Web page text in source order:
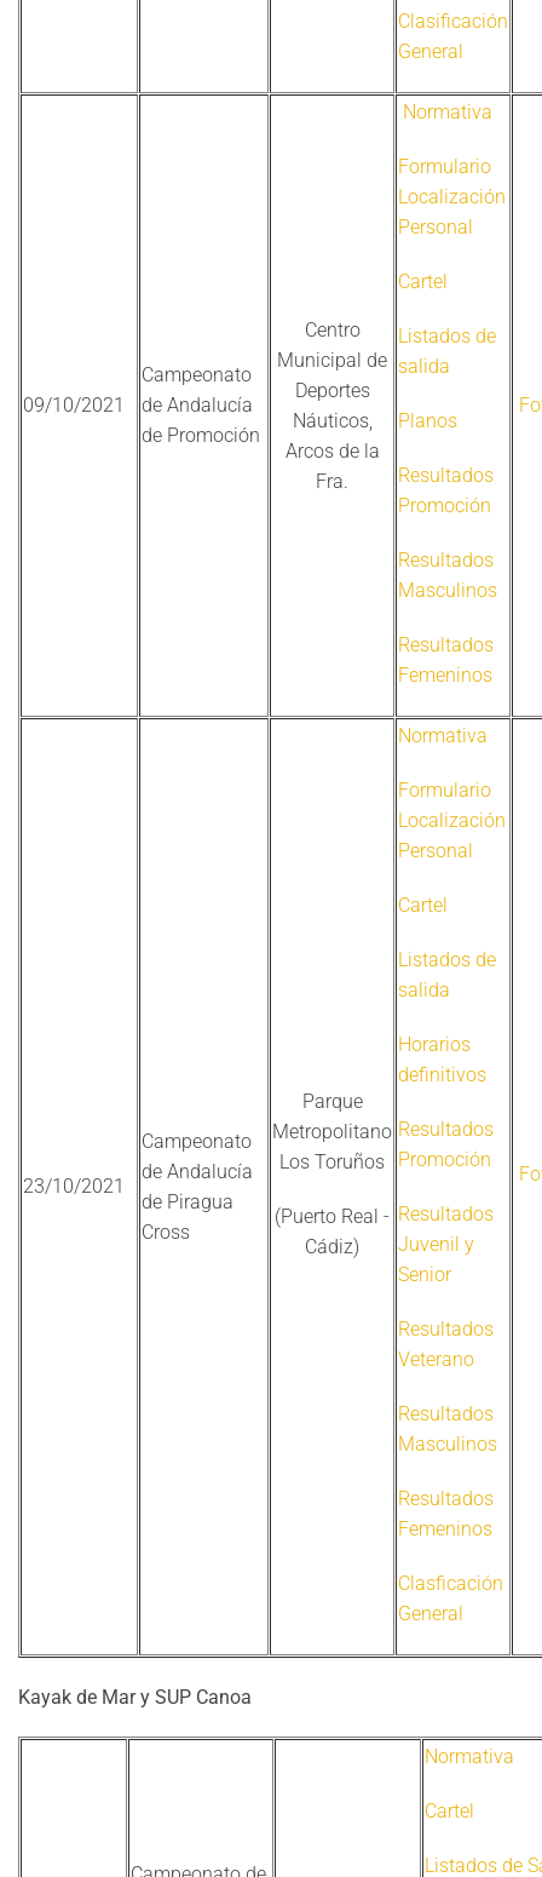
Clasificación
General
09/10/2021
Campeonato
de Andalucía
de Promoción
Centro
Municipal de
Deportes
Náuticos,
Arcos de la
Fra.
Normativa
Formulario
Localización
Personal
Cartel
Listados de
salida
Planos
Resultados
Promoción
Resultados
Masculinos
Resultados
Femeninos
23/10/2021
Campeonato
de Andalucía
de Piragua
Cross
Parque
Metropolitano
Los Toruños
(Puerto Real -
Cádiz)
Normativa
Formulario
Localización
Personal
Cartel
Listados de
salida
Horarios
definitivos
Resultados
Promoción
Resultados
Juvenil y
Senior
Resultados
Veterano
Resultados
Masculinos
Resultados
Femeninos
Clasficación
General
Kayak de Mar y SUP Canoa
Normativa
Cartel
Listados de